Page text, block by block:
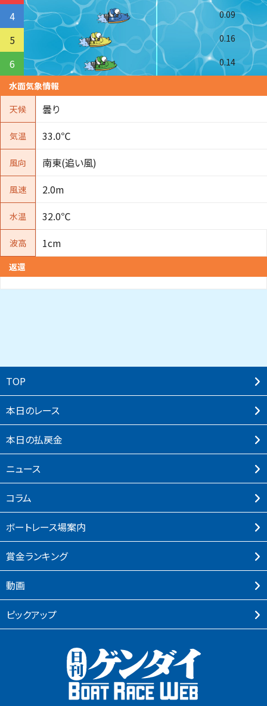
4 0.09
5 0.16
6
0.14
水面気象情報
天候
曇り
気温 33.0℃
風向 南東(追い風)
風速 2.0m
水温 32.0℃
波高 1cm
返還
TOP
本⽇のレース
本⽇の払戻⾦
ニュース
コラム
ボートレース場案内
賞⾦ランキング
動画
ピックアップ